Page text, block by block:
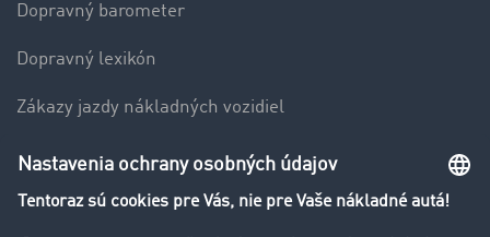
Dopravný barometer
Dopravný lexikón
Zákazy jazdy nákladných vozidiel
Firma